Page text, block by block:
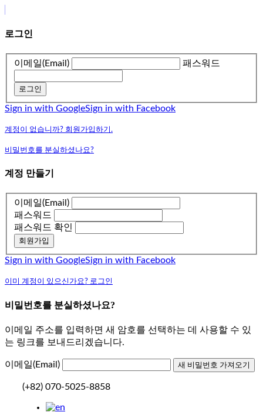
로그인
이메일(Email) 패스워드
로그인
Sign in with GoogleSign in with Facebook
계정이 없습니까? 회원가입하기.
비밀번호를 분실하셨나요?
계정 만들기
이메일(Email)
패스워드
패스워드 확인
회원가입
Sign in with GoogleSign in with Facebook
이미 계정이 있으신가요? 로그인
비밀번호를 분실하셨나요?
이메일 주소를 입력하면 새 암호를 선택하는 데 사용할 수 있
는 링크를 보내드리겠습니다.
이메일(Email)
(+82) 070-5025-8858